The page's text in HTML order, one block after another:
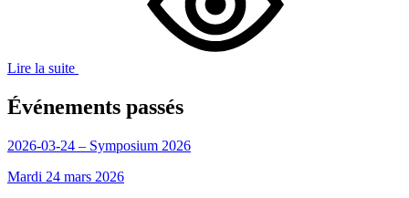
Lire la suite
Événements passés
2026-03-24 – Symposium 2026
Mardi 24 mars 2026